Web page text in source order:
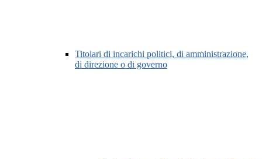
Titolari di incarichi politici, di amministrazione,
di direzione o di governo